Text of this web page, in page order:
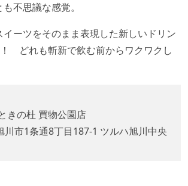
不思議な感覚。
ーツをそのまま表現した新しいドリン
どれも斬新で飲む前からワクワクし
きの杜 買物公園店
川市1条通8丁目187-1 ツルハ旭川中央